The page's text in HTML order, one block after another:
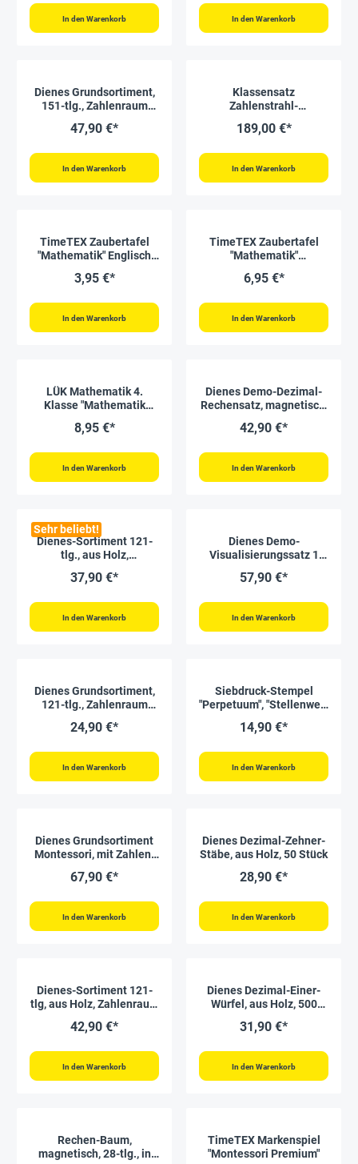
In den Warenkorb In den Warenkorb
Dienes Grundsortiment,
151-tlg., Zahlenraum
47,90 €*
In den Warenkorb
Klassensatz
Zahlenstrahl-
tlg., in Box
189,00 €*
In den Warenkorb
TimeTEX Zaubertafel
"Mathematik" Englisch
3,95 €*
In den Warenkorb
TimeTEX Zaubertafel
"Mathematik"
6,95 €*
In den Warenkorb
LÜK Mathematik 4.
Klasse "Mathematik
8,95 €*
In den Warenkorb
Dienes Demo-Dezimal-
Rechensatz, magnetisch,
42,90 €*
In den Warenkorb
Sehr beliebt!
Dienes-Sortiment 121-
tlg., aus Holz,
37,90 €*
In den Warenkorb
Dienes Demo-
Visualisierungssatz 1
tlg.
57,90 €*
In den Warenkorb
Dienes Grundsortiment,
121-tlg., Zahlenraum
24,90 €*
In den Warenkorb
Siebdruck-Stempel
"Perpetuum", "Stellenwert
14,90 €*
In den Warenkorb
Dienes Grundsortiment
Montessori, mit Zahlen-
Kunststoff
67,90 €*
In den Warenkorb
Dienes Dezimal-Zehner-
Stäbe, aus Holz, 50 Stück
28,90 €*
In den Warenkorb
Dienes-Sortiment 121-
tlg, aus Holz, Zahlenraum
42,90 €*
In den Warenkorb
Dienes Dezimal-Einer-
Würfel, aus Holz, 500
31,90 €*
In den Warenkorb
Rechen-Baum,
magnetisch, 28-tlg., in
TimeTEX Markenspiel
"Montessori Premium"